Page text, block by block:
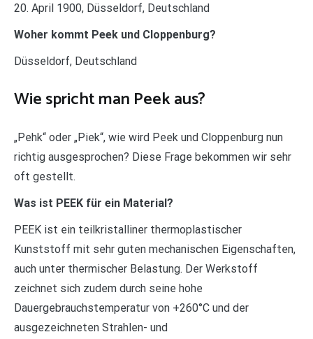
20. April 1900, Düsseldorf, Deutschland
Woher kommt Peek und Cloppenburg?
Düsseldorf, Deutschland
Wie spricht man Peek aus?
„Pehk“ oder „Piek“, wie wird Peek und Cloppenburg nun
richtig ausgesprochen? Diese Frage bekommen wir sehr
oft gestellt.
Was ist PEEK für ein Material?
PEEK ist ein teilkristalliner thermoplastischer
Kunststoff mit sehr guten mechanischen Eigenschaften,
auch unter thermischer Belastung. Der Werkstoff
zeichnet sich zudem durch seine hohe
Dauergebrauchstemperatur von +260°C und der
ausgezeichneten Strahlen- und